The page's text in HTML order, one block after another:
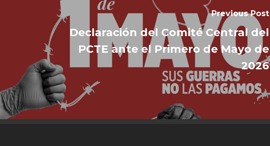
Previous Post
Declaración del Comité Central del
PCTE ante el Primero de Mayo de
2026